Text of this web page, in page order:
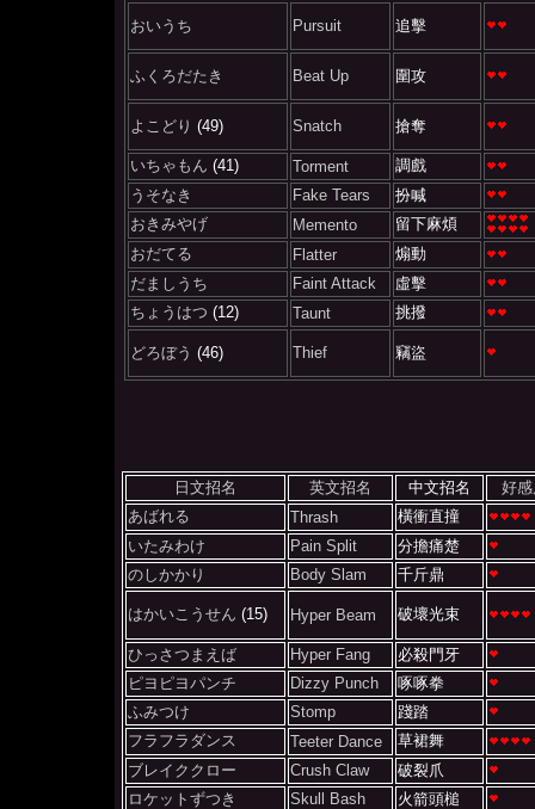
おいうち Pursuit 追擊
ふくろだたき Beat Up 圍攻
よこどり (49) Snatch 搶奪
いちゃもん (41) Torment
調戲
うそなき
Fake Tears
扮喊
おきみやげ
Memento
留下麻煩
おだてる
Flatter
煽動
だましうち
Faint Attack
虛擊
ちょうはつ (12) Taunt 挑撥
どろぼう (46) Thief 竊盜
日文招名 英文招名 中文招名
好感
あばれる
Thrash
橫衝直撞
いたみわけ
Pain Split
分擔痛楚
のしかかり
Body Slam 千斤鼎
はかいこうせん (15) Hyper Beam 破壞光束
ひっさつまえば Hyper Fang
必殺門牙
ピヨピヨパンチ
Dizzy Punch
啄啄拳
ふみつけ
Stomp
踐踏
フラフラダンス
Teeter Dance
草裙舞
ブレイククロー
Crush Claw
破裂爪
ロケットずつき
Skull Bash
火箭頭槌